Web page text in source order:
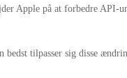
Apple på at forbedre
bedst tilpasser sig disse